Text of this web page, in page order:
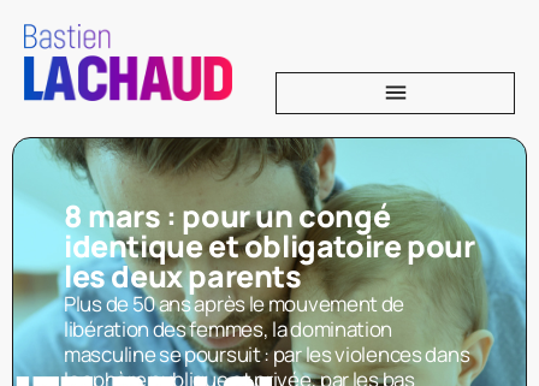
8 mars : pour un congé
identique et obligatoire pour
les deux parents
Plus de 50 ans après le mouvement de
libération des femmes, la domination
masculine se poursuit : par les violences dans
la sphère publique et privée, par les bas